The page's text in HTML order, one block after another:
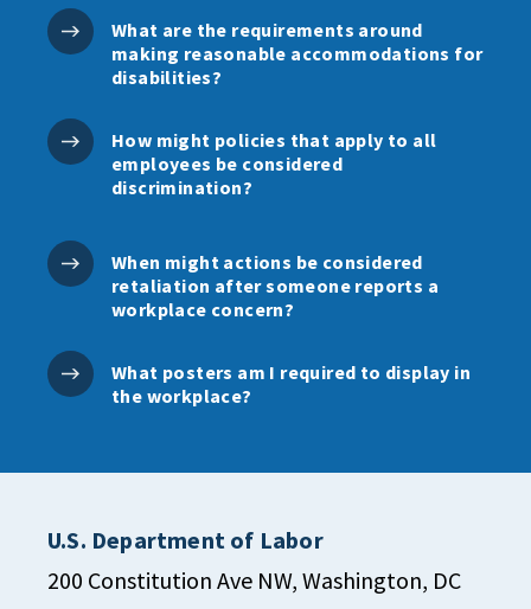
What are the requirements around
making reasonable accommodations for
disabilities?
How might policies that apply to all
employees be considered
discrimination?
When might actions be considered
retaliation after someone reports a
workplace concern?
What posters am I required to display in
the workplace?
U.S. Department of Labor
200 Constitution Ave NW, Washington, DC